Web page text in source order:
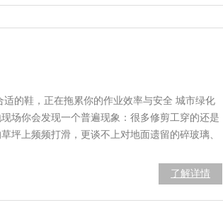
的鞋，正在拖累你的作业效率与安全 城市绿化
场你会发现一个普遍现象：很多修剪工穿的还是
坪上频频打滑，更谈不上对地面遗留的碎玻璃、
了解详情